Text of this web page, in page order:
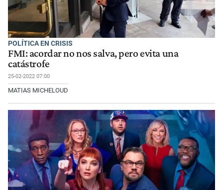
POLÍTICA EN CRISIS
FMI: acordar no nos salva, pero evita una
catástrofe
25-02-2022 07:00
MATIAS MICHELOUD